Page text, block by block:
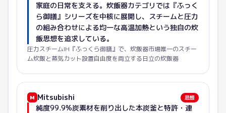
家庭の日常を支える。炊飯器カテゴリでは『ふっく
ら御膳』シリーズを中核に展開し、スチームと圧力
の組み合わせによる均一な高温加熱という独自の炊
飯思想を追求している。
圧力スチームIH『ふっくら御膳』で、炊飯器市場唯一のスチー
ム炊飯と蒸気カット設置自由度を両立する日立の炊飯器
M Mitsubishi 思想
純度99.9%炭素材を削り出した本炭釜と特許・連